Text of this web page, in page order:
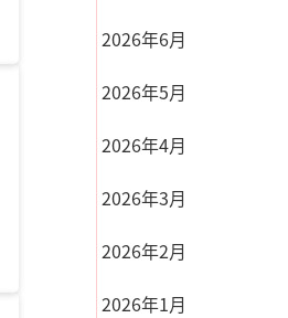
2026年6月
2026年5月
2026年4月
2026年3月
2026年2月
2026年1月